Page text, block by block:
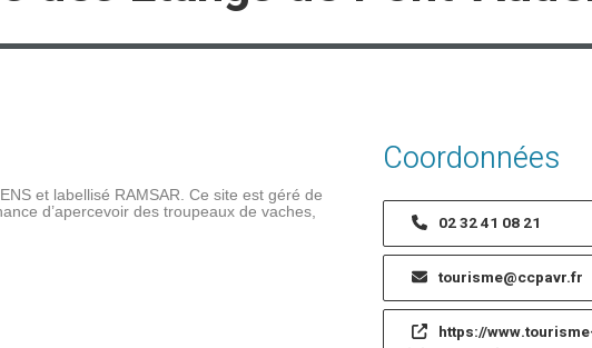
et labellisé RAMSAR. Ce site est géré de
d’apercevoir des troupeaux de vaches,
Coordonnées
02 32 41 08 21
tourisme@ccpavr.fr
https://